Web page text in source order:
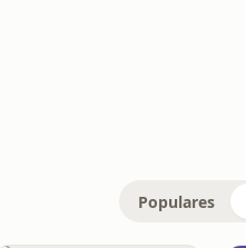
Populares